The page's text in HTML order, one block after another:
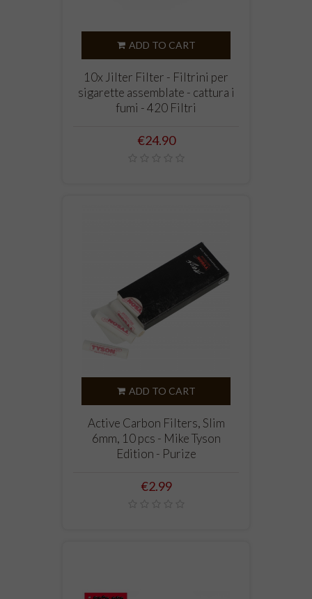
ADD TO CART
10x Jilter Filter - Filtrini per
sigarette assemblate - cattura i
fumi - 420 Filtri
Price
€24.90
ADD TO CART
Active Carbon Filters, Slim
6mm, 10 pcs - Mike Tyson
Edition - Purize
Price
€2.99